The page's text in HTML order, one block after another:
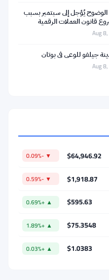
يُؤجل إلى سبتمبر بسبب
$64,946.92
▼ -0.09%
$1,918.87
▼ -0.59%
$595.63
▲ +0.69%
$75.3548
▲ +1.89%
$1.0383
▲ +0.03%